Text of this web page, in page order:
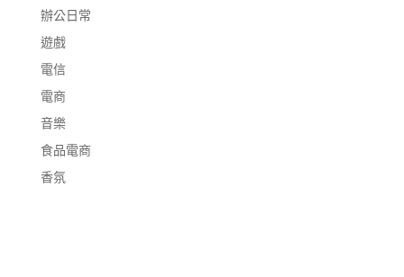
辦公日常
遊戲
電信
電商
音樂
食品電商
香氛